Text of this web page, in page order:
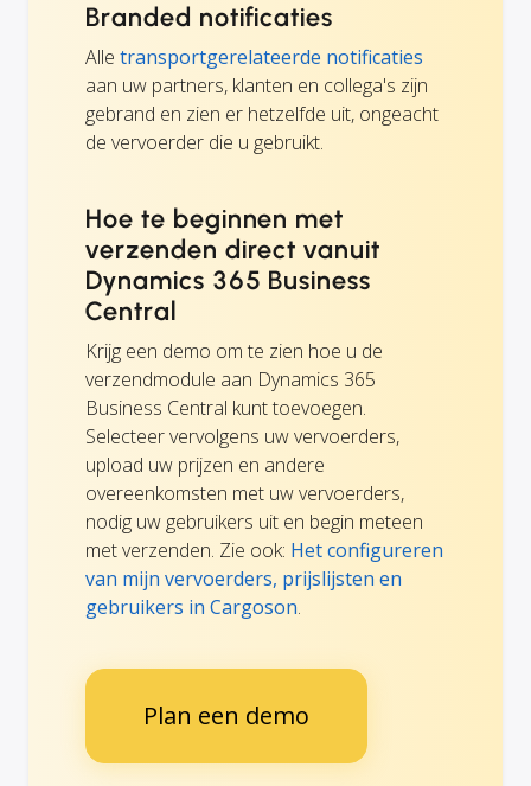
Branded notificaties
Alle transportgerelateerde notificaties
aan uw partners, klanten en collega's zijn
gebrand en zien er hetzelfde uit, ongeacht
de vervoerder die u gebruikt.
Hoe te beginnen met
verzenden direct vanuit
Dynamics 365 Business
Central
Krijg een demo om te zien hoe u de
verzendmodule aan Dynamics 365
Business Central kunt toevoegen.
Selecteer vervolgens uw vervoerders,
upload uw prijzen en andere
overeenkomsten met uw vervoerders,
nodig uw gebruikers uit en begin meteen
met verzenden. Zie ook: Het configureren
van mijn vervoerders, prijslijsten en
gebruikers in Cargoson.
Plan een demo